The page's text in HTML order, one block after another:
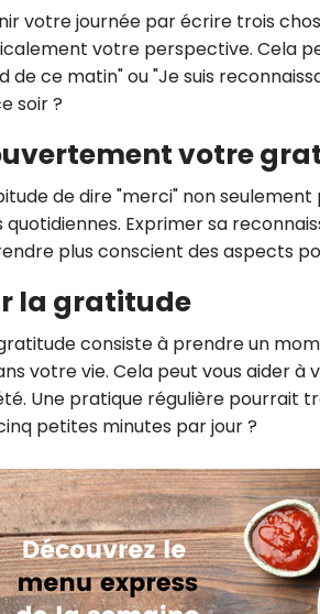
votre journée par écrire trois
votre perspective. Cela
de ce matin" ou "Je suis
soir ?
votre
de dire "merci" non
Exprimer sa
plus conscient des aspects
la gratitude
consiste à prendre un
votre vie. Cela peut vous aider
Une pratique régulière pourrait
petites minutes par jour ?